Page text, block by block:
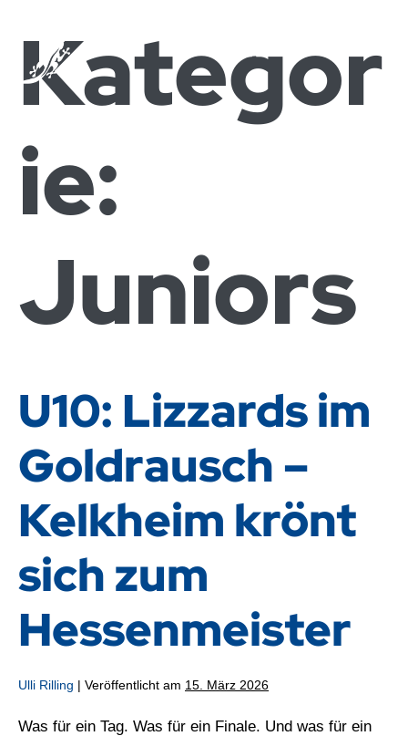
Kategor
ie:
Juniors
U10: Lizzards im
Goldrausch –
Kelkheim krönt
sich zum
Hessenmeister
Ulli Rilling | Veröffentlicht am 15. März 2026
Was für ein Tag. Was für ein Finale. Und was für ein